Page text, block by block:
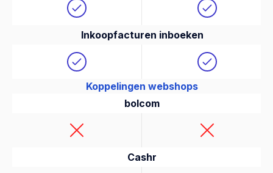
Inkoopfacturen inboeken
Koppelingen webshops
bolcom
Cashr